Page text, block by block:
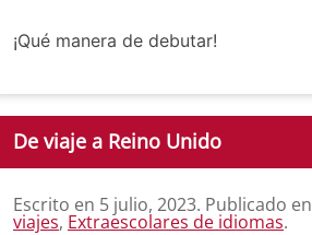
¡Qué manera de debutar!
De viaje a Reino Unido
Escrito en 5 julio, 2023. Publicado en
viajes, Extraescolares de idiomas.